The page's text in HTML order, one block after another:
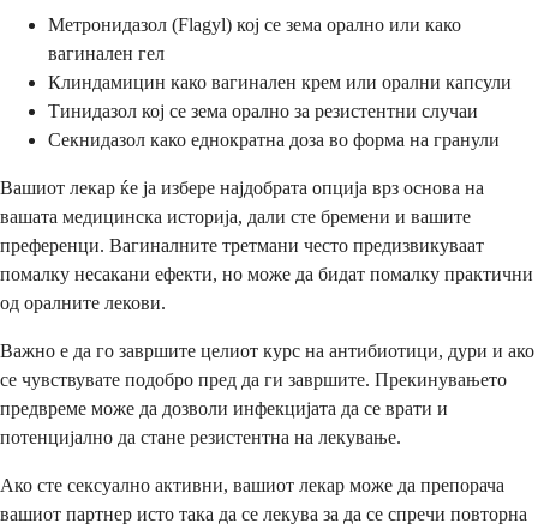
Метронидазол (Flagyl) кој се зема орално или како
вагинален гел
Клиндамицин како вагинален крем или орални капсули
Тинидазол кој се зема орално за резистентни случаи
Секнидазол како еднократна доза во форма на гранули
Вашиот лекар ќе ја избере најдобрата опција врз основа на
вашата медицинска историја, дали сте бремени и вашите
преференци. Вагиналните третмани често предизвикуваат
помалку несакани ефекти, но може да бидат помалку практични
од оралните лекови.
Важно е да го завршите целиот курс на антибиотици, дури и ако
се чувствувате подобро пред да ги завршите. Прекинувањето
предвреме може да дозволи инфекцијата да се врати и
потенцијално да стане резистентна на лекување.
Ако сте сексуално активни, вашиот лекар може да препорача
вашиот партнер исто така да се лекува за да се спречи повторна